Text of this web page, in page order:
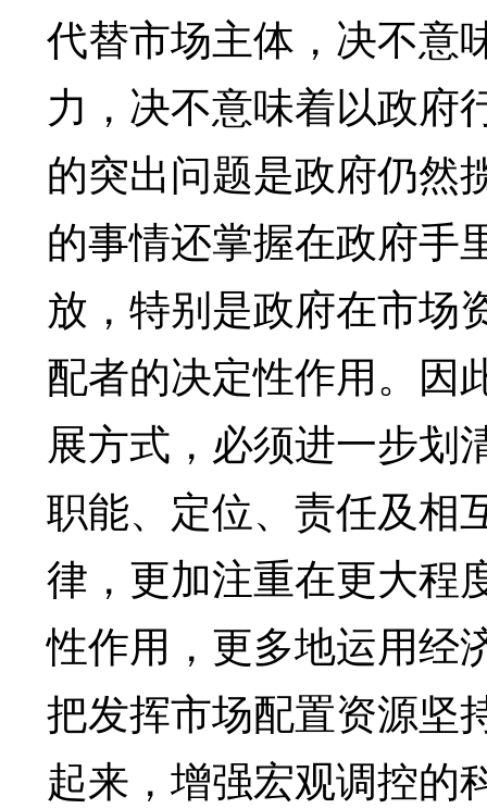
代替市场主体，决不意
力，决不意味着以政府
的突出问题是政府仍然
的事情还掌握在政府手
放，特别是政府在市场
配者的决定性作用。因
展方式，必须进一步划
职能、定位、责任及相
律，更加注重在更大程
性作用，更多地运用经
把发挥市场配置资源坚
起来，增强宏观调控的